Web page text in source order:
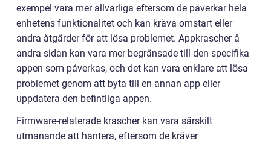
exempel vara mer allvarliga eftersom de påverkar hela
enhetens funktionalitet och kan kräva omstart eller
andra åtgärder för att lösa problemet. Appkrascher å
andra sidan kan vara mer begränsade till den specifika
appen som påverkas, och det kan vara enklare att lösa
problemet genom att byta till en annan app eller
uppdatera den befintliga appen.
Firmware-relaterade krascher kan vara särskilt
utmanande att hantera, eftersom de kräver